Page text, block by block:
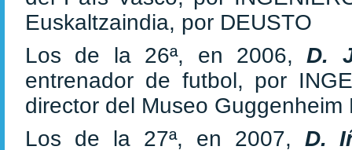
Euskaltzaindia, por DEUSTO
Los de la 26ª, en 2006,D.
entrenador de futbol, por
director del Museo
Los de la 27ª, en 2007, D.